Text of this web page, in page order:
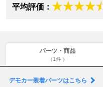
平均評価：
パーツ・商品
（1件 ）
デモカー装着パーツはこちら